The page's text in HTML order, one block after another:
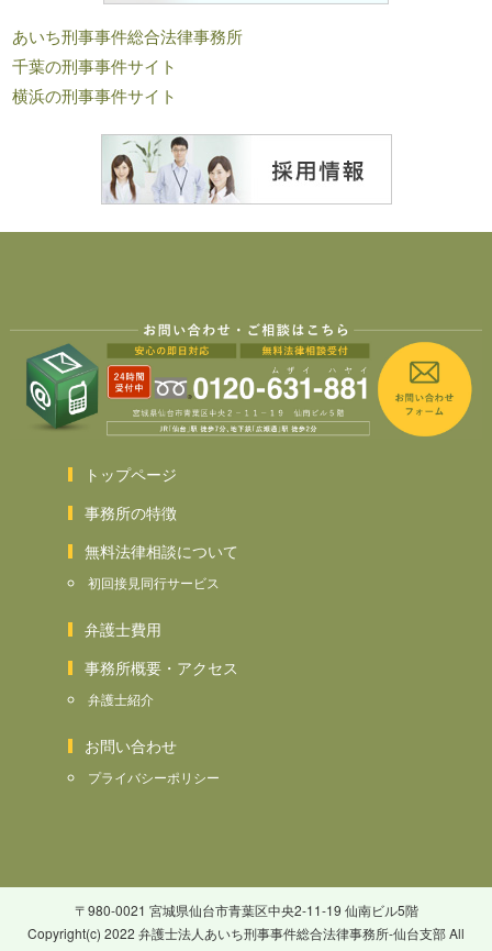
あいち刑事事件総合法律事務所
千葉の刑事事件サイト
横浜の刑事事件サイト
トップページ
事務所の特徴
無料法律相談について
初回接見同行サービス
弁護士費用
事務所概要・アクセス
弁護士紹介
お問い合わせ
プライバシーポリシー
〒980-0021 宮城県仙台市青葉区中央2-11-19 仙南ビル5階
Copyright(c) 2022 弁護士法人あいち刑事事件総合法律事務所-仙台支部 All